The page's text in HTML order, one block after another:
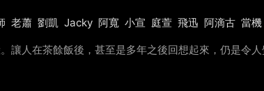
老蕭 劉凱 Jacky 阿寬 小宣 庭萱 飛迅 阿滴古 當機
讓人在茶餘飯後，甚至是多年之後回想起來，仍是令